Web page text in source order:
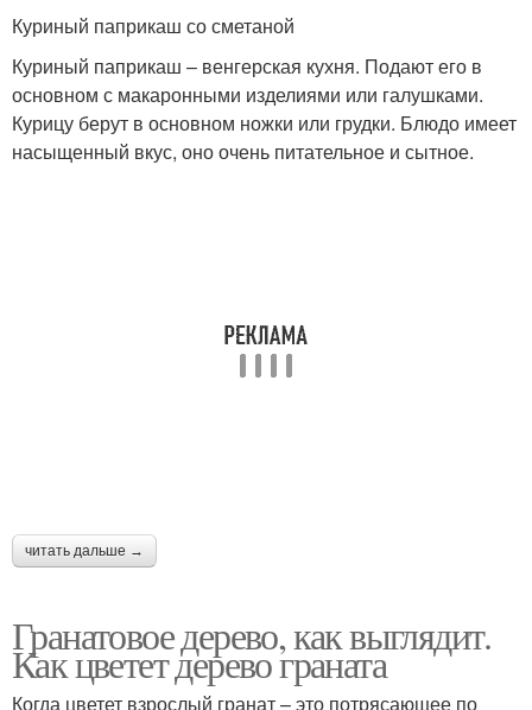
Куриный паприкаш со сметаной
Куриный паприкаш – венгерская кухня. Подают его в
основном с макаронными изделиями или галушками.
Курицу берут в основном ножки или грудки. Блюдо имеет
насыщенный вкус, оно очень питательное и сытное.
читать дальше →
Гранатовое дерево, как выглядит.
Как цветет дерево граната
Когда цветет взрослый гранат – это потрясающее по